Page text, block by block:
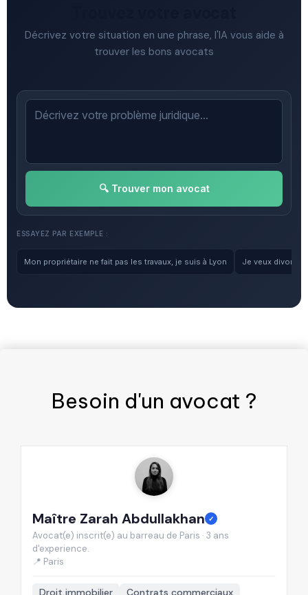
Décrivez votre situation en une phrase, l'IA vous aide à
trouver les bons avocats
🔍 Trouver mon avocat
ESSAYEZ PAR EXEMPLE :
Mon propriétaire ne fait pas les travaux, je suis à Lyon Je veux
Besoin d'un avocat ?
Maître Zarah Abdullakhan ✓
Avocat(e) inscrit(e) au barreau de Paris · 3 ans
d'experience.
📍 Paris
Droit immobilier
Contrats commerciaux